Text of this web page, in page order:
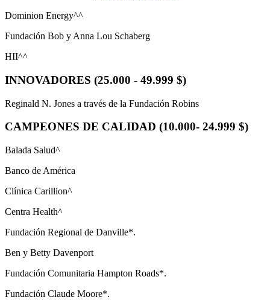
Dominion Energy^^
Fundación Bob y Anna Lou Schaberg
HII^^
INNOVADORES (25.000 - 49.999 $)
Reginald N. Jones a través de la Fundación Robins
CAMPEONES DE CALIDAD (10.000- 24.999 $)
Balada Salud^
Banco de América
Clínica Carillion^
Centra Health^
Fundación Regional de Danville*.
Ben y Betty Davenport
Fundación Comunitaria Hampton Roads*.
Fundación Claude Moore*.